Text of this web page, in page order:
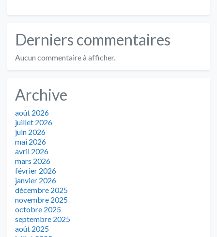
Derniers commentaires
Aucun commentaire à afficher.
Archive
août 2026
juillet 2026
juin 2026
mai 2026
avril 2026
mars 2026
février 2026
janvier 2026
décembre 2025
novembre 2025
octobre 2025
septembre 2025
août 2025